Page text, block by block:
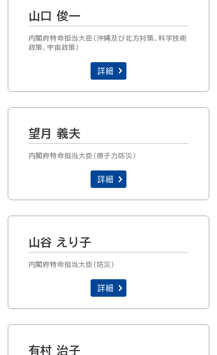
山口 俊一
内閣府特命担当大臣（沖縄及び北方対策、科学技術
政策、宇宙政策）
詳細
望月 義夫
内閣府特命担当大臣（原子力防災）
詳細
山谷 えり子
内閣府特命担当大臣（防災）
詳細
有村 治子